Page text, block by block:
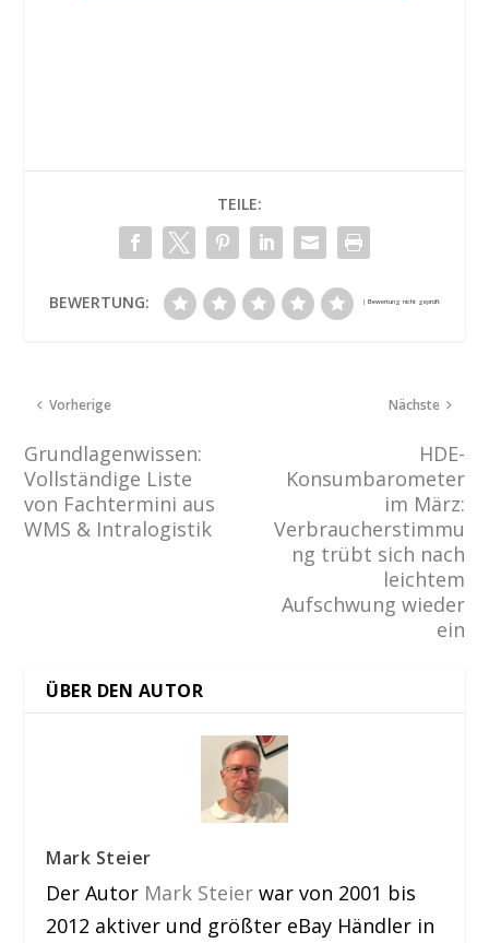
TEILE:
BEWERTUNG:
Vorherige
Grundlagenwissen:
Vollständige Liste
von Fachtermini aus
WMS & Intralogistik
Nächste
HDE-
Konsumbarometer
im März:
Verbraucherstimmu
ng trübt sich nach
leichtem
Aufschwung wieder
ein
ÜBER DEN AUTOR
Mark Steier
Der Autor Mark Steier war von 2001 bis
2012 aktiver und größter eBay Händler in